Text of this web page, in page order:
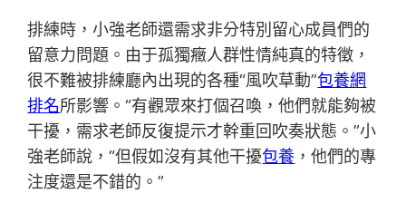
排練時，小強老師還需求非分特別留心成員們的
留意力問題。由于孤獨癥人群性情純真的特徵，
很不難被排練廳內出現的各種“風吹草動”包養網
排名所影響。“有觀眾來打個召喚，他們就能夠被
干擾，需求老師反復提示才幹重回吹奏狀態。”小
強老師說，“但假如沒有其他干擾包養 ，他們的專
注度還是不錯的。”